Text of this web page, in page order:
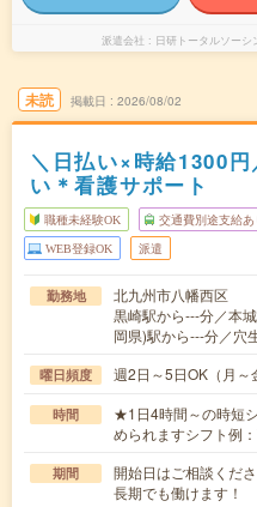
派遣会社 日研トータルソー
未読 掲載日 2026/08/02
＼日払い×時給1300
い＊看護サポート
職種未経験OK 交通費別途支給あ
WEB登録OK 派遣
勤務地
北九州市八幡西区
黒崎駅から---分／本
岡県)駅から---分／穴
曜日頻度 週2日～5日OK（月
時間
★1日4時間～の時短
められますシフト例
期間
開始日はご相談く
長期でも働けます！